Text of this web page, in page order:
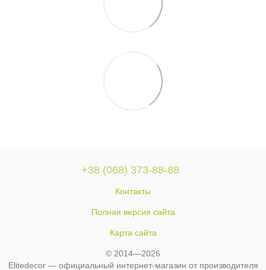
+38 (068) 373-88-88
Контакты
Полная версия сайта
Карта сайта
© 2014—2026
Elitedecor — официальный интернет-магазин от производителя